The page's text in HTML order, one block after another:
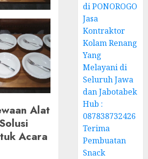
Alat
Acara
di PONOROGO
Jasa
Kontraktor
Kolam Renang
Yang
Melayani di
Seluruh Jawa
dan Jabotabek
Hub :
087838732426
Terima
Pembuatan
Snack